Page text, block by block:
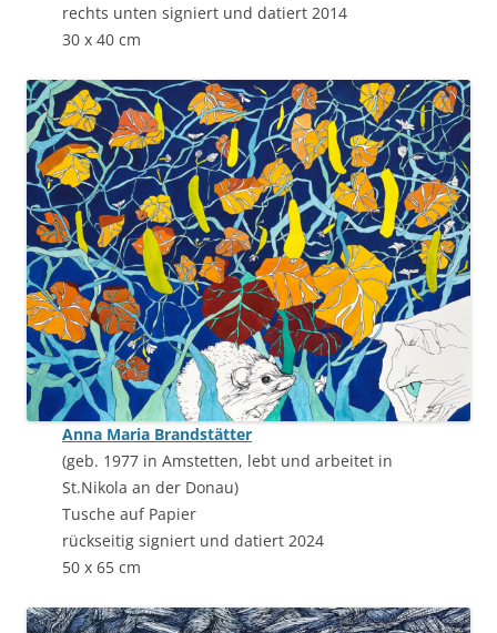
rechts unten signiert und datiert 2014
30 x 40 cm
Anna Maria Brandstätter
(geb. 1977 in Amstetten, lebt und arbeitet in
St.Nikola an der Donau)
Tusche auf Papier
rückseitig signiert und datiert 2024
50 x 65 cm